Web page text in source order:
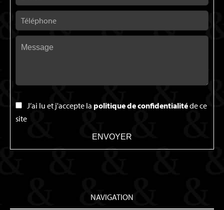
J’ai lu et j'accepte la politique de confidentialitéde ce
site
ENVOYER
NAVIGATION